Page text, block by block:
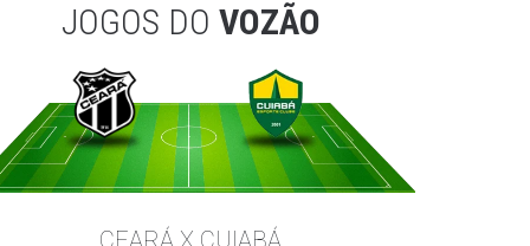
JOGOS DO VOZÃO
CEARÁ X CUIABÁ